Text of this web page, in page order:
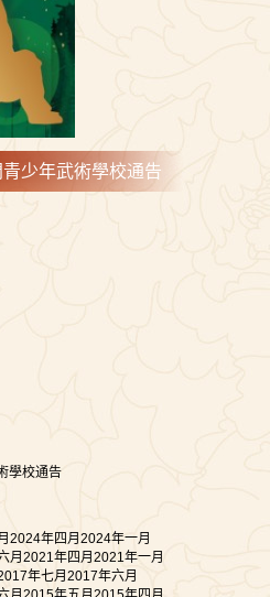
少年武術學校通告
學校通告
2024年四月 2024年一月
月 2021年四月 2021年一月
年七月 2017年六月